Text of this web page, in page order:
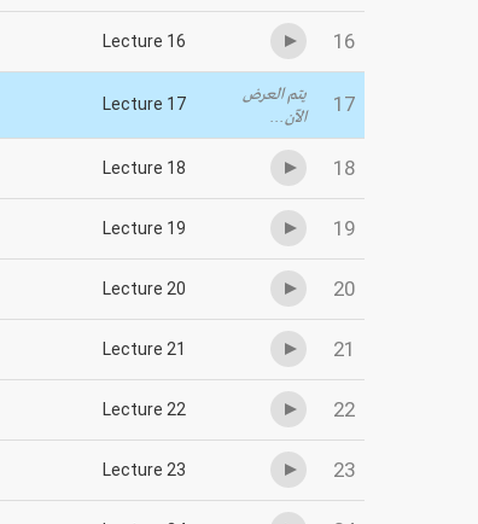
16
Lecture 16
17
يتم العرض
الآن...
Lecture 17
18
Lecture 18
19
Lecture 19
20
Lecture 20
21
Lecture 21
22
Lecture 22
23
Lecture 23